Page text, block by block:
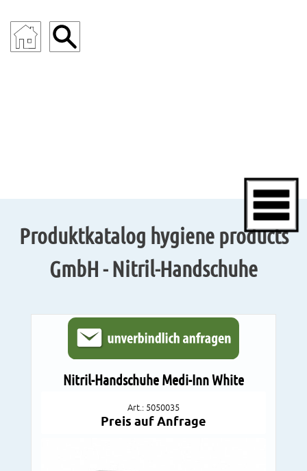
Produktkatalog hygiene products
GmbH - Nitril-Handschuhe
Nitril-Handschuhe Medi-Inn White
Art.: 5050035
Preis auf Anfrage